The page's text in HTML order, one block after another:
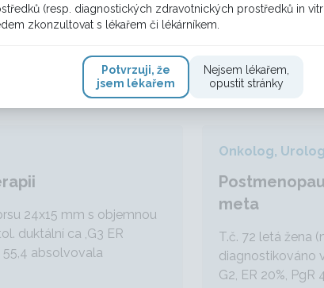
RT a radiační kastraci. Z
VÍCE ZDE
50mm),
skore 0,
24x15 mm s objemnou
duktální ca ,G3 ER
55,4 absolvovala
Onkolog, Urolog
meta
T.č. 72 letá žena
diagnostikováno
G2, ER 20%,
(resp. diagnostických zdravotnických prostředků in
zkonzultovat s lékařem či lékárníkem.
Potvrzuji, že
jsem lékařem
Nejsem lékařem,
opustit stránky